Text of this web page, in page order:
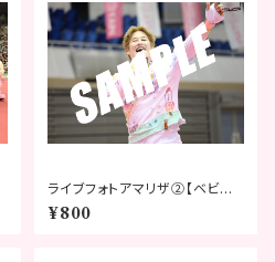
ライブフォトアマリザ②【ベビタ
ピフェスティバル2026】
¥800